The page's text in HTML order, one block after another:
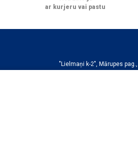
ar kurjeru vai pastu
"Lielmaņi k-2", Mārupes